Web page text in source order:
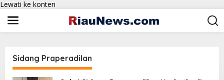
Lewati ke konten
Sidang Praperadilan